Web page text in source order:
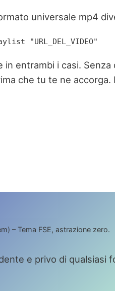
universale mp4
"URL_DEL_VIDEO"
in entrambi i casi.
che tu te ne
– Tema FSE, astrazione zero.
e privo di